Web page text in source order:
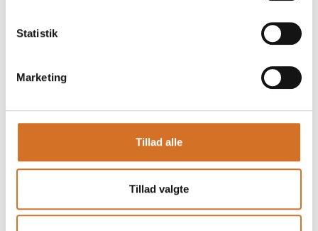
Statistik
Marketing
Tillad alle
Tillad valgte
Flensted – din kartoffelekspert fra den vestjyske muld. Vi
de avlere, vi har arbejdet sammen med i årtier. De fleste
vores fabrik i Skovlund – et nært samarbejde, der sikrer